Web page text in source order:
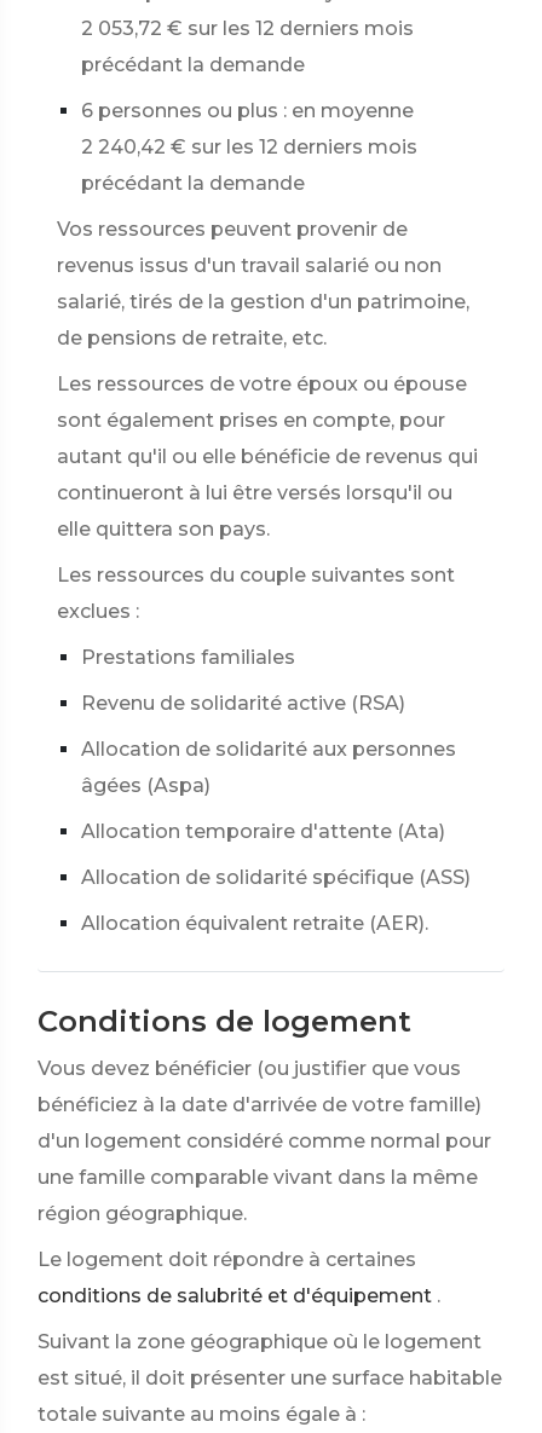
2 053,72 € sur les 12 derniers mois
précédant la demande
6 personnes ou plus : en moyenne
2 240,42 € sur les 12 derniers mois
précédant la demande
Vos ressources peuvent provenir de
revenus issus d'un travail salarié ou non
salarié, tirés de la gestion d'un patrimoine,
de pensions de retraite, etc.
Les ressources de votre époux ou épouse
sont également prises en compte, pour
autant qu'il ou elle bénéficie de revenus qui
continueront à lui être versés lorsqu'il ou
elle quittera son pays.
Les ressources du couple suivantes sont
exclues :
Prestations familiales
Revenu de solidarité active (RSA)
Allocation de solidarité aux personnes
âgées (Aspa)
Allocation temporaire d'attente (Ata)
Allocation de solidarité spécifique (ASS)
Allocation équivalent retraite (AER).
Conditions de logement
Vous devez bénéficier (ou justifier que vous
bénéficiez à la date d'arrivée de votre famille)
d'un logement considéré comme normal pour
une famille comparable vivant dans la même
région géographique.
Le logement doit répondre à certaines
conditions de salubrité et d'équipement .
Suivant la zone géographique où le logement
est situé, il doit présenter une surface habitable
totale suivante au moins égale à :